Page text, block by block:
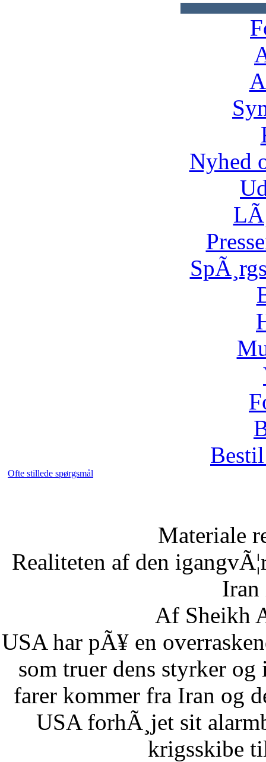
Nyhed
Ofte stillede spørgsmål
Materiale
Realiteten af den
Iran
Af Sheikh
USA har pÃ¥ en
som truer dens styrker og
farer kommer fra Iran og
USA forhÃ¸jet sit
krigsskibe